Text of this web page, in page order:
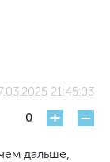
21:45:03
0
+ -
дальше,